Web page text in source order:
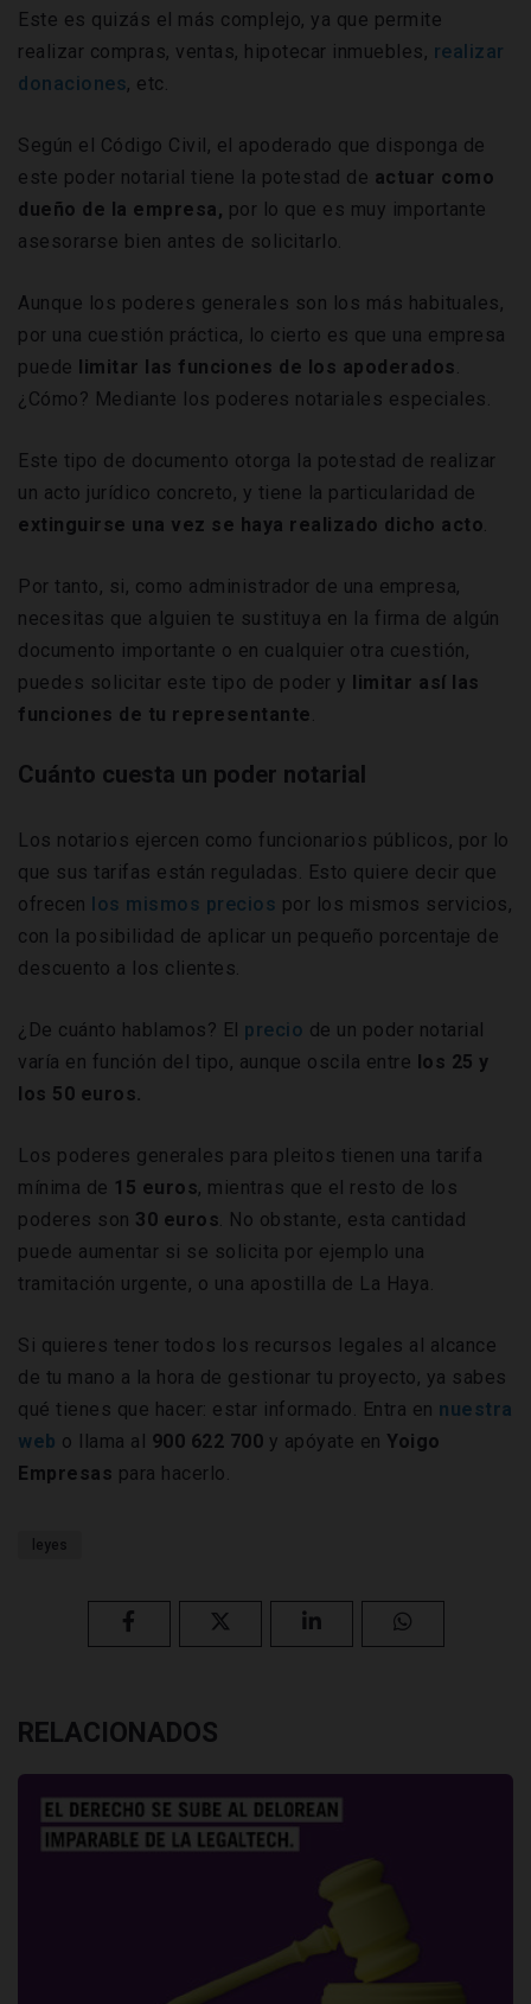
Este es quizás el más complejo, ya que permite
realizar compras, ventas, hipotecar inmuebles, realizar
donaciones, etc.
Según el Código Civil, el apoderado que disponga de
este poder notarial tiene la potestad de actuar como
dueño de la empresa, por lo que es muy importante
asesorarse bien antes de solicitarlo.
Aunque los poderes generales son los más habituales,
por una cuestión práctica, lo cierto es que una empresa
puede
limitar las funciones de los apoderados.
¿Cómo? Mediante los poderes notariales especiales.
Este tipo de documento otorga la potestad de realizar
un acto jurídico concreto, y tiene la particularidad de
extinguirse una vez se haya realizado dicho acto.
Por tanto, si, como administrador de una empresa,
necesitas que alguien te sustituya en la firma de algún
documento importante o en cualquier otra cuestión,
puedes solicitar este tipo de poder y
limitar así las
funciones de tu representante.
Cuánto cuesta un poder notarial
Los notarios ejercen como funcionarios públicos, por lo
que sus tarifas están reguladas. Esto quiere decir que
ofrecen
los mismos precios por los mismos servicios,
con la posibilidad de aplicar un pequeño porcentaje de
descuento a los clientes.
¿De cuánto hablamos? El precio de un poder notarial
varía en función del tipo, aunque oscila entre los 25 y
los 50 euros.
Los poderes generales para pleitos tienen una tarifa
mínima de 15 euros, mientras que el resto de los
poderes son 30 euros. No obstante, esta cantidad
puede aumentar si se solicita por ejemplo una
tramitación urgente, o una apostilla de La Haya.
Si quieres tener todos los recursos legales al alcance
de tu mano a la hora de gestionar tu proyecto, ya sabes
qué tienes que hacer: estar informado. Entra en nuestra
web o llama al 900 622 700 y apóyate en Yoigo
Empresas para hacerlo.
leyes
RELACIONADOS